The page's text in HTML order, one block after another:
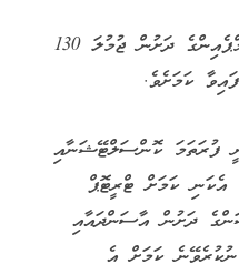
ޓްރީޓޮޕް ހޮސްޕިޓަލުން ބުނީ، މި ކެމްޕެއިންގެ ދަށުން ޖުމުލަ 130
ކަމަށެވެ.
ފުރަތަމަ ކޮންސަލްޓޭޝަނާއި
އެކަނި ކަމަށް ޓްރީޓޮޕް
ދަށުން އާސަންދައާއި
ކަމަށް އެ